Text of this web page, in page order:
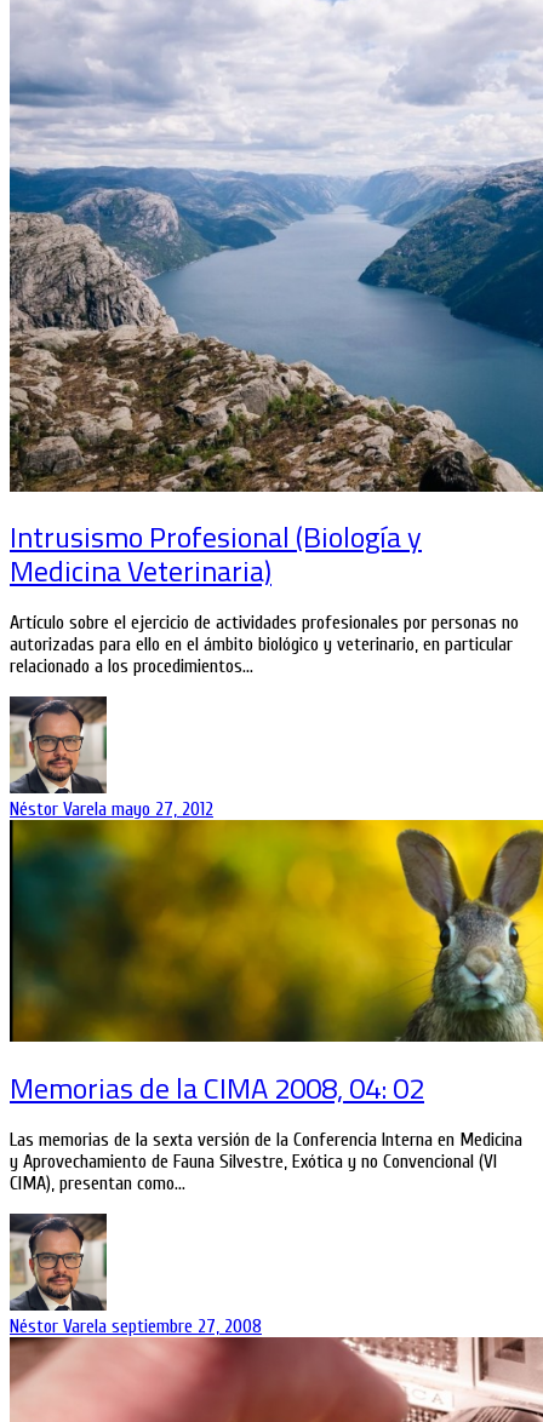
Intrusismo Profesional (Biología y
Medicina Veterinaria)
Artículo sobre el ejercicio de actividades profesionales por personas no
autorizadas para ello en el ámbito biológico y veterinario, en particular
relacionado a los procedimientos…
Néstor Varela mayo 27, 2012
Memorias de la CIMA 2008, 04: 02
Las memorias de la sexta versión de la Conferencia Interna en Medicina
y Aprovechamiento de Fauna Silvestre, Exótica y no Convencional (VI
CIMA), presentan como…
Néstor Varela septiembre 27, 2008